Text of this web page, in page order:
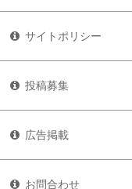
サイトポリシー
投稿募集
広告掲載
お問合わせ